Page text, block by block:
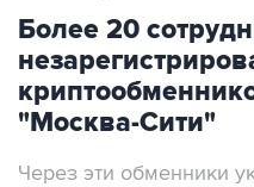
Более 20
"Москва-Сити"
Через эти обменники